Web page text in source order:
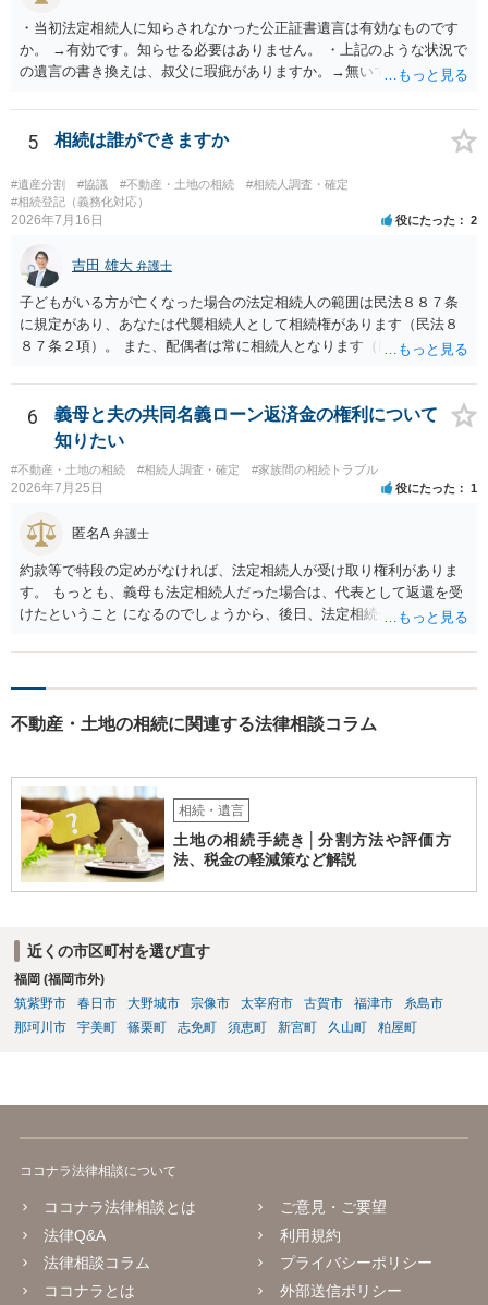
・当初法定相続人に知らされなかった公正証書遺言は有効なものです
か。 →有効です。知らせる必要はありません。 ・上記のような状況で
の遺言の書き換えは、叔父に瑕疵がありますか。→無いです。 ・分割
ますか。 →本人が自由に決められますので、どこが妥当とは言えない
です。客観的な基準もありません。 ・できれば穏やかに、分割を拒否
することはできますか。 →分割を拒否するということは、遺産はいら
ないということでしょうか。遺言で、受取を指定されててもいらない
と拒否することはできます。理由を説明する必要はありません。
5 相続は誰ができますか
#遺産分割 #協議 #不動産・土地の相続
#相続人調査・確定
#相続登記（義務化対応）
2026年7月16日 役にたった 2
吉田 雄大 弁護士
子どもがいる方が亡くなった場合の法定相続人の範囲は民法８８７条
に規定があり、あなたは代襲相続人として相続権があります（民法８
８７条２項）。 また、配偶者は常に相続人となります（民法８９０
も相続権があります。つまり、孫５人に加えて「おじ又はおば」にも
相続権がある可能性があります。
6
義母と夫の共同名義ローン返済金の権利について
知りたい
#不動産・土地の相続 #相続人調査・確定 #家族間の相続トラブル
2026年7月25日 役にたった 1
匿名A 弁護士
約款等で特段の定めがなければ、法定相続人が受け取り権利がありま
す。 もっとも、義母も法定相続人だった場合は、代表として返還を受
けたということ になるのでしょうから、後日、法定相続分に基づいて
不動産・土地の相続に関連する法律相談コラム
相続・遺言
土地の相続手続き│分割方法や評価方
法、税金の軽減策など解説
近くの市区町村を選び直す
福岡 (福岡市外)
筑紫野市
春日市 大野城市 宗像市 太宰府市 古賀市 福津市
糸島市
那珂川市
宇美町 篠栗町 志免町 須恵町 新宮町 久山町 粕屋町
ココナラ法律相談について
ココナラ法律相談とは
法律Q&A
法律相談コラム
ココナラとは
ご意見・ご要望
利用規約
プライバシーポリシー
外部送信ポリシー